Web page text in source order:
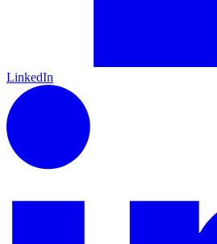
LinkedIn